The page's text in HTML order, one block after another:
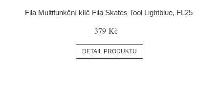
Fila Multifunkční klíč Fila Skates Tool Lightblue, FL25
379 Kč
DETAIL PRODUKTU